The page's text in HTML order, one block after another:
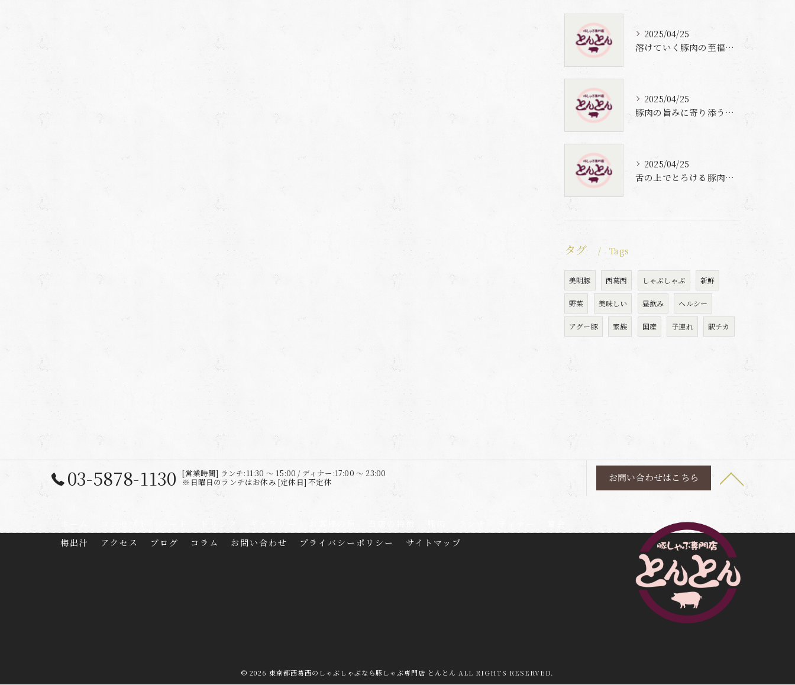
2025/04/25
溶けていく豚肉の至福体験
2025/04/25
豚肉の旨みに寄り添う自家製梅出汁の魅力
2025/04/25
舌の上でとろける豚肉と自家製梅出汁の魅力
タグ Tags
美明豚 西葛西 しゃぶしゃぶ 新鮮
野菜 美味しい 昼飲み ヘルシー
アグー豚 家族 国産 子連れ 駅チカ
03-5878-1130
[営業時間] ランチ:11:30 ～ 15:00 / ディナー:17:00 ～ 23:00
※日曜日のランチはお休み [定休日] 不定休
お問い合わせはこちら
梅出汁
アクセス ブログ コラム お問い合わせ プライバシーポリシー サイトマップ
© 2026 東京都西葛西のしゃぶしゃぶなら豚しゃぶ専門店 とんとん ALL RIGHTS RESERVED.